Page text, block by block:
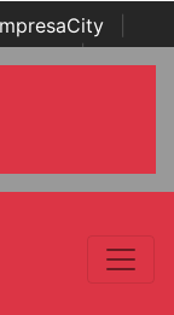
| Italian